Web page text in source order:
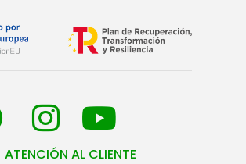
ATENCIÓN AL CLIENTE